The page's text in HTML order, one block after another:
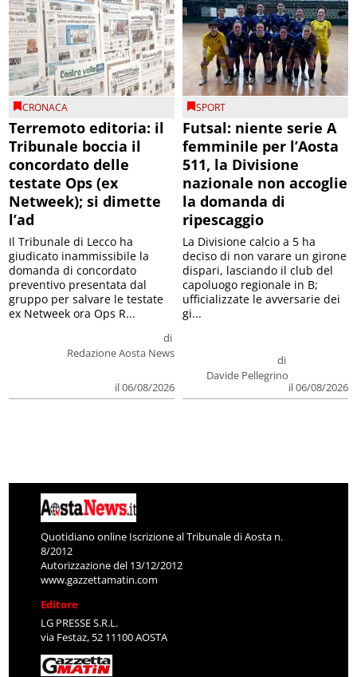
CRONACA
Terremoto editoria: il
Tribunale boccia il
concordato delle
testate Ops (ex
Netweek); si dimette
l’ad
di
Redazione Aosta News
il 06/08/2026
Il Tribunale di Lecco ha
giudicato inammissibile la
domanda di concordato
preventivo presentata dal
gruppo per salvare le testate
ex Netweek ora Ops R...
SPORT
Futsal: niente serie A
femminile per l’Aosta
511, la Divisione
nazionale non accoglie
la domanda di
ripescaggio
di
Davide Pellegrino
il 06/08/2026
La Divisione calcio a 5 ha
deciso di non varare un girone
dispari, lasciando il club del
capoluogo regionale in B;
ufficializzate le avversarie dei
gi...
Quotidiano online Iscrizione al Tribunale di Aosta n.
8/2012
Autorizzazione del 13/12/2012
www.gazzettamatin.com
Editore
LG PRESSE S.R.L.
via Festaz, 52 11100 AOSTA